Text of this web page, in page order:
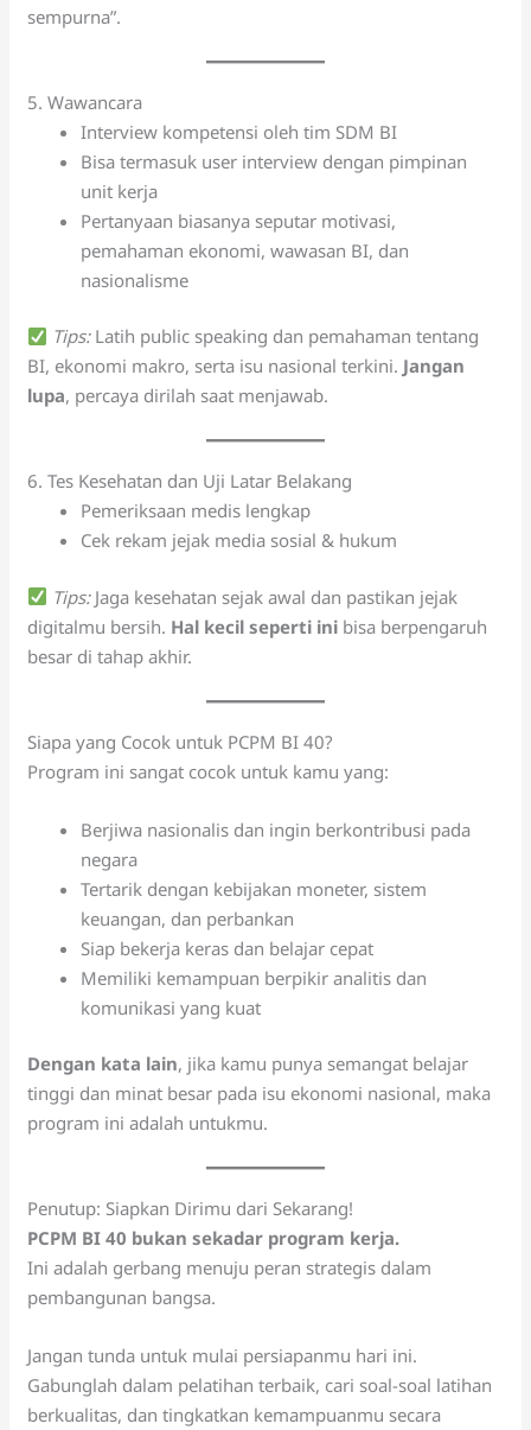
sempurna”.
5. Wawancara
Interview kompetensi oleh tim SDM BI
Bisa termasuk user interview dengan pimpinan
unit kerja
Pertanyaan biasanya seputar motivasi,
pemahaman ekonomi, wawasan BI, dan
nasionalisme
Tips:Latih public speaking dan pemahaman tentang
BI, ekonomi makro, serta isu nasional terkini. Jangan
lupa, percaya dirilah saat menjawab.
6. Tes Kesehatan dan Uji Latar Belakang
Pemeriksaan medis lengkap
Cek rekam jejak media sosial & hukum
Tips:Jaga kesehatan sejak awal dan pastikan jejak
digitalmu bersih. Hal kecil seperti ini bisa berpengaruh
besar di tahap akhir.
Siapa yang Cocok untuk PCPM BI 40?
Program ini sangat cocok untuk kamu yang:
Berjiwa nasionalis dan ingin berkontribusi pada
negara
Tertarik dengan kebijakan moneter, sistem
keuangan, dan perbankan
Siap bekerja keras dan belajar cepat
Memiliki kemampuan berpikir analitis dan
komunikasi yang kuat
Dengan kata lain, jika kamu punya semangat belajar
tinggi dan minat besar pada isu ekonomi nasional, maka
program ini adalah untukmu.
Penutup: Siapkan Dirimu dari Sekarang!
PCPM BI 40 bukan sekadar program kerja.
Ini adalah gerbang menuju peran strategis dalam
pembangunan bangsa.
Jangan tunda untuk mulai persiapanmu hari ini.
Gabunglah dalam pelatihan terbaik, cari soal-soal latihan
berkualitas, dan tingkatkan kemampuanmu secara